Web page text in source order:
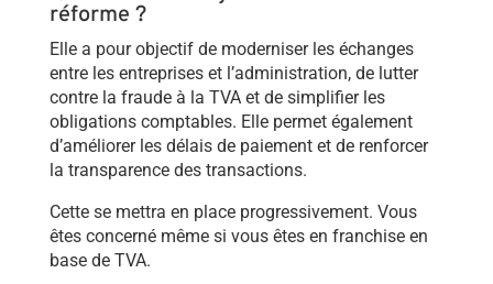
réforme ?
Elle a pour objectif de moderniser les échanges
entre les entreprises et l’administration, de lutter
contre la fraude à la TVA et de simplifier les
obligations comptables. Elle permet également
d’améliorer les délais de paiement et de renforcer
la transparence des transactions.
Cette se mettra en place progressivement. Vous
êtes concerné même si vous êtes en franchise en
base de TVA.